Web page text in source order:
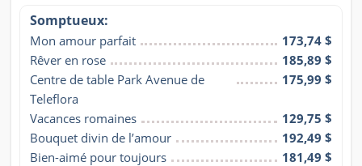
Somptueux:
Mon amour parfait
173,74 $
Rêver en rose
185,89 $
Centre de table Park Avenue de
Teleflora
175,99 $
Vacances romaines
129,75 $
Bouquet divin de l’amour
192,49 $
Bien-aimé pour toujours
181,49 $